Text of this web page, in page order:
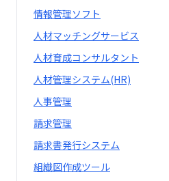
情報管理ソフト
人材マッチングサービス
人材育成コンサルタント
人材管理システム(HR)
人事管理
請求管理
請求書発行システム
組織図作成ツール